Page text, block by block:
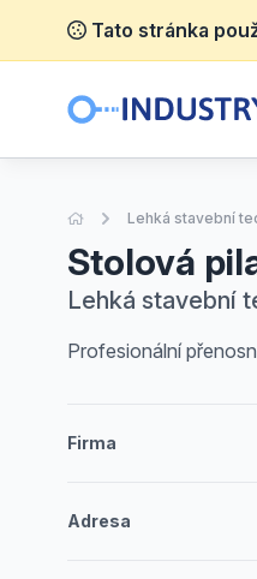
Tato stránka
Úvodní stránka
Lehká stavební
Stolová
Lehká stavební
Profesionální
Firma
Adresa